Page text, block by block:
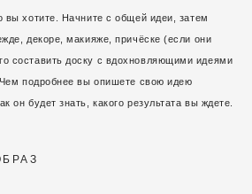
вы хотите. Начните с общей идеи, затем
декоре, макияже, причёске (если они
составить доску с вдохновляющими идеями
подробнее вы опишете свою идею
он будет знать, какого результата вы ждете.